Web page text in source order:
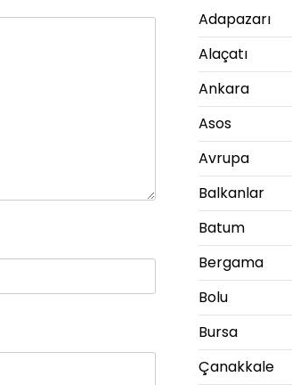
Adapazarı
Alaçatı
Ankara
Asos
Avrupa
Balkanlar
Batum
Bergama
Bolu
Bursa
Çanakkale